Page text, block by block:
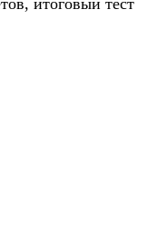
итоговый тест